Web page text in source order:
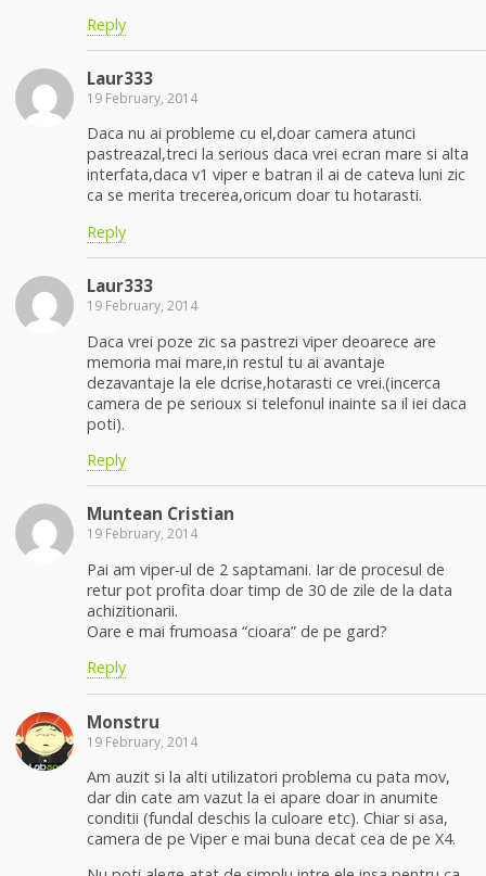
Reply
Laur333
19 February, 2014
Daca nu ai probleme cu el,doar camera atunci
pastreazal,treci la serious daca vrei ecran mare si alta
interfata,daca v1 viper e batran il ai de cateva luni zic
ca se merita trecerea,oricum doar tu hotarasti.
Reply
Laur333
19 February, 2014
Daca vrei poze zic sa pastrezi viper deoarece are
memoria mai mare,in restul tu ai avantaje
dezavantaje la ele dcrise,hotarasti ce vrei.(incerca
camera de pe serioux si telefonul inainte sa il iei daca
poti).
Reply
Muntean Cristian
19 February, 2014
Pai am viper-ul de 2 saptamani. Iar de procesul de
retur pot profita doar timp de 30 de zile de la data
achizitionarii.
Oare e mai frumoasa “cioara” de pe gard?
Reply
Monstru
19 February, 2014
Am auzit si la alti utilizatori problema cu pata mov,
dar din cate am vazut la ei apare doar in anumite
conditii (fundal deschis la culoare etc). Chiar si asa,
camera de pe Viper e mai buna decat cea de pe X4.